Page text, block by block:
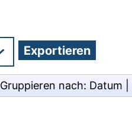
Gruppieren nach: Datum